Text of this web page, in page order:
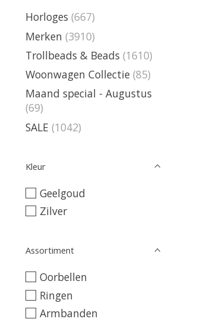
Horloges (667)
Merken (3910)
Trollbeads & Beads (1610)
Woonwagen Collectie (85)
Maand special - Augustus
(69)
SALE (1042)
Kleur
Geelgoud
Zilver
Assortiment
Oorbellen
Ringen
Armbanden